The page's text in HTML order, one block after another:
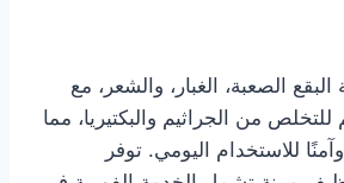
الصعبة، الغبار، والشعر، مع
للتخلص من الجراثيم والبكتيريا، مما
للاستخدام اليومي. توفر